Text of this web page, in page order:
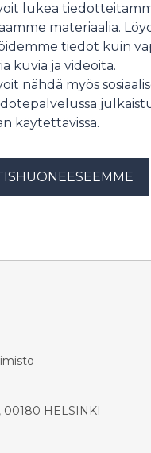
lukea
materiaalia.
tiedot kuin
kuvia ja videoita.
nähdä myös
käytettävissä.
00180 HELSINKI